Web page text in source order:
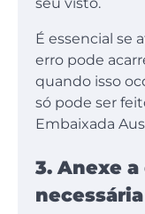
É essencial se
erro pode
quando isso
só pode ser
Embaixada
3. Anexe
necessária